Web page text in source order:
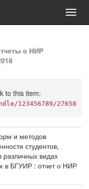
о НИР
to this item:
123456789/27658
и методов
студентов,
видах
в БГУИР : отчет о НИР